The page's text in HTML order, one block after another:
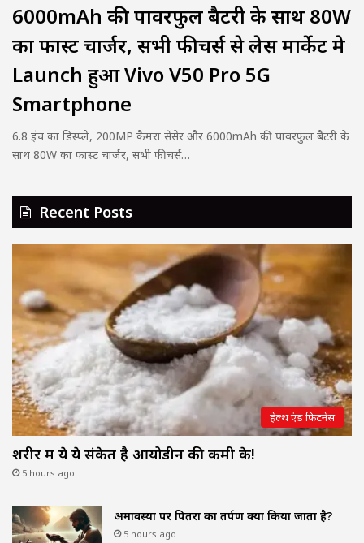
6000mAh की पावरफुल बैटरी के साथ 80W
का फास्ट चार्जर, सभी फीचर्स से लेस मार्केट मे
Launch हुआ Vivo V50 Pro 5G
Smartphone
6.8 इंच का डिस्प्ले, 200MP कैमरा सेंसेर और 6000mAh की पावरफुल बैटरी के
साथ 80W का फास्ट चार्जर, सभी फीचर्स…
Recent Posts
हेल्थ एंड फिटनेस
शरीर में ये ये संकेत है आयोडीन की कमी के!
5 hours ago
अमावस्या पर पितरों का तर्पण क्यों किया जाता है?
5 hours ago